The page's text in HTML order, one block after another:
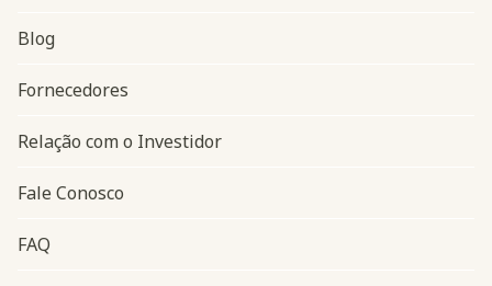
Navegação do rodapé
Blog
Fornecedores
Relação com o Investidor
Fale Conosco
FAQ